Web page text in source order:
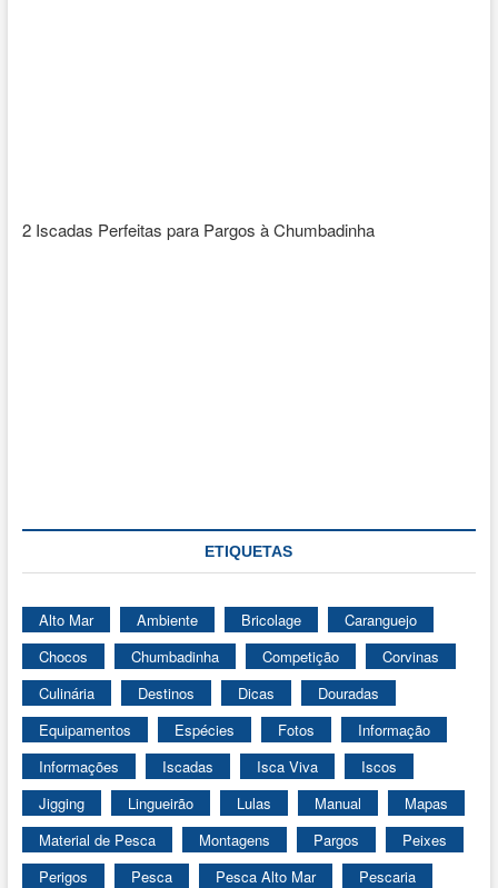
2 Iscadas Perfeitas para Pargos à Chumbadinha
ETIQUETAS
Alto Mar Ambiente Bricolage
Caranguejo
Chocos
Chumbadinha Competição
Corvinas
Culinária
Destinos Dicas
Douradas
Equipamentos
Espécies Fotos
Informação
Informações
Iscadas Isca Viva
Iscos
Jigging
Lingueirão Lulas Manual
Mapas
Material de Pesca
Montagens Pargos
Peixes
Perigos
Pesca Pesca Alto Mar
Pescaria